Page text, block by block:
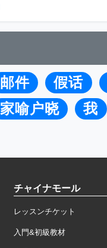
邮件 假话
家喻户晓 我
チャイナモール
レッスンチケット
入門&初級教材